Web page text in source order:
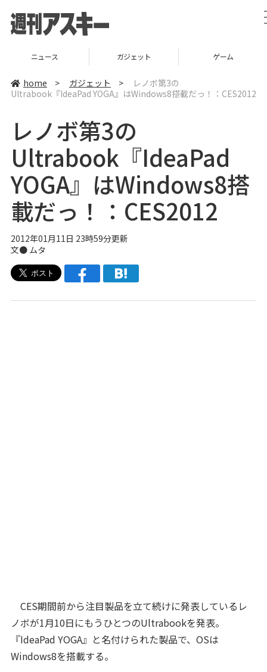
ニュース ガジェット ゲーム
home > ガジェット >
レノボ第3の
Ultrabook『IdeaPad YOGA』はWindows8搭載だっ！：CES2012
レノボ第3の
Ultrabook『IdeaPad
YOGA』はWindows8搭
載だっ！：CES2012
2012年01月11日 23時59分更新
文● ムタ
CES期間前から注目製品を立て続けに発表しているレ
ノボが1月10日にもうひとつのUltrabookを発表。
『IdeaPad YOGA』と名付けられた製品で、OSは
Windows8を搭載する。